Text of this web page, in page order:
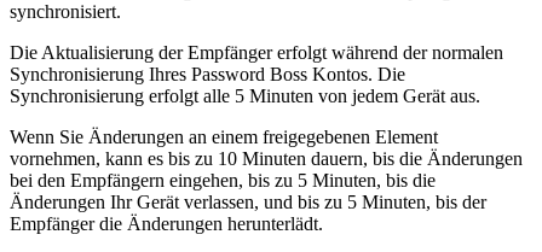
synchronisiert.
Die Aktualisierung der Empfänger erfolgt während der normalen
Synchronisierung Ihres Password Boss Kontos. Die
Synchronisierung erfolgt alle 5 Minuten von jedem Gerät aus.
Wenn Sie Änderungen an einem freigegebenen Element
vornehmen, kann es bis zu 10 Minuten dauern, bis die Änderungen
bei den Empfängern eingehen, bis zu 5 Minuten, bis die
Änderungen Ihr Gerät verlassen, und bis zu 5 Minuten, bis der
Empfänger die Änderungen herunterlädt.